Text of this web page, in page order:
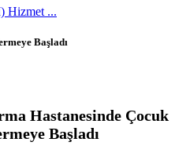
Hizmet ...
Başladı
Hastanesinde Çocuk
Başladı